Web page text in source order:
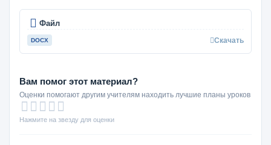
Файл
DOCX Скачать
Вам помог этот материал?
Оценки помогают другим учителям находить лучшие планы уроков
Нажмите на звезду для оценки